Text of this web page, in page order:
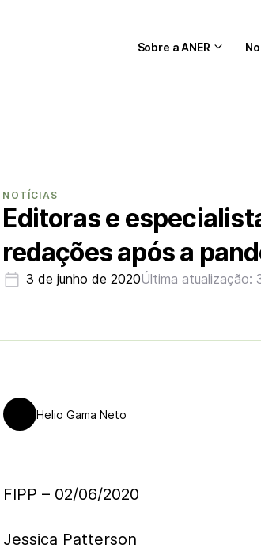
Sobre a ANER
NOTÍCIAS
Editoras e
redações após a
3 de junho de 2020Última atualização:
Helio Gama Neto
FIPP – 02/06/2020
Jessica Patterson